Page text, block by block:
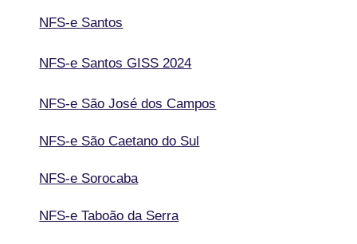
NFS-e Santos
NFS-e Santos GISS 2024
NFS-e São José dos Campos
NFS-e São Caetano do Sul
NFS-e Sorocaba
NFS-e Taboão da Serra